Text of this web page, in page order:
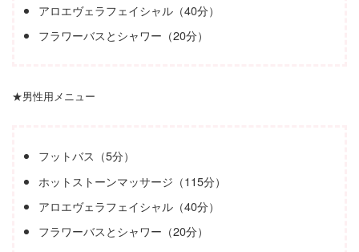
アロエヴェラフェイシャル（40分）
フラワーバスとシャワー（20分）
★男性用メニュー
フットバス（5分）
ホットストーンマッサージ（115分）
アロエヴェラフェイシャル（40分）
フラワーバスとシャワー（20分）